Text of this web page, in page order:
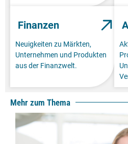
Finanzen
Neuigkeiten zu Märkten,
Unternehmen und Produkten
aus der Finanzwelt.
Mehr zum Thema